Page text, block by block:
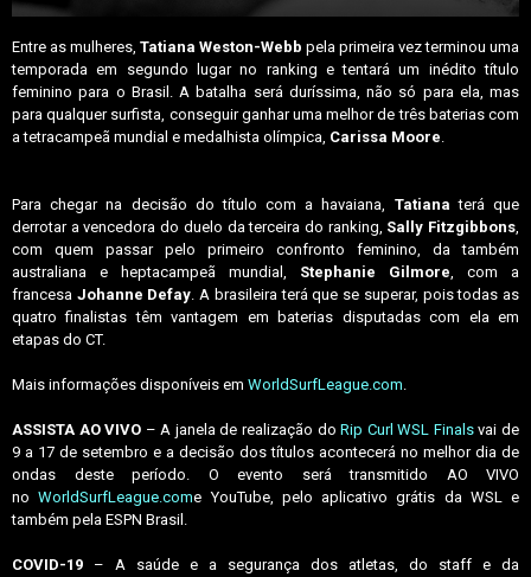
Entre as mulheres, Tatiana Weston-Webb pela primeira vez terminou uma
temporada em segundo lugar no ranking e tentará um inédito título
feminino para o Brasil. A batalha será duríssima, não só para ela, mas
para qualquer surfista, conseguir ganhar uma melhor de três baterias com
a tetracampeã mundial e medalhista olímpica, Carissa Moore.
Para chegar na decisão do título com a havaiana, Tatiana terá que
derrotar a vencedora do duelo da terceira do ranking, Sally Fitzgibbons,
com quem passar pelo primeiro confronto feminino, da também
australiana e heptacampeã mundial, Stephanie Gilmore, com a
francesa Johanne Defay. A brasileira terá que se superar, pois todas as
quatro finalistas têm vantagem em baterias disputadas com ela em
etapas do CT.
Mais informações disponíveis em WorldSurfLeague.com.
ASSISTA AO VIVO – A janela de realização doRip Curl WSL Finalsvai de
9 a 17 de setembro e a decisão dos títulos acontecerá no melhor dia de
ondas deste período. O evento será transmitido AO VIVO
noWorldSurfLeague.come YouTube, pelo aplicativo grátis da WSL e
também pela ESPN Brasil.
COVID-19 – A saúde e a segurança dos atletas, do staff e da